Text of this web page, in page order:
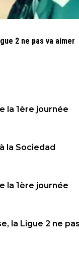
2 ne pas va aimer
la 1ère journée
la Sociedad
la 1ère journée
la Ligue 2 ne